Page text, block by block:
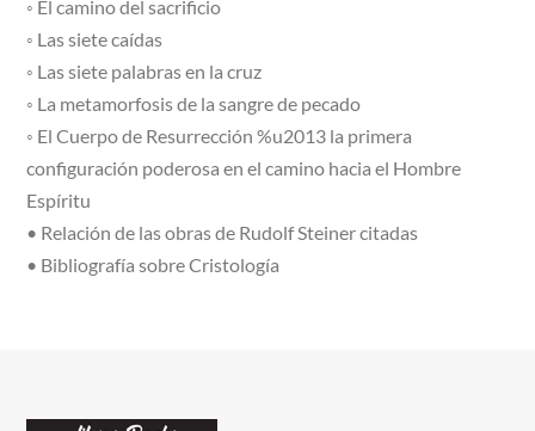
◦ El camino del sacrificio
◦ Las siete caídas
◦ Las siete palabras en la cruz
◦ La metamorfosis de la sangre de pecado
◦ El Cuerpo de Resurrección %u2013 la primera
configuración poderosa en el camino hacia el Hombre
Espíritu
• Relación de las obras de Rudolf Steiner citadas
• Bibliografía sobre Cristología